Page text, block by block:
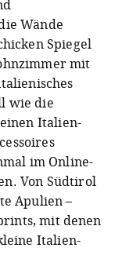
Wände
Spiegel
mit
wie die
Italien-
im Online-
Von Südtirol
Apulien –
mit denen
Italien-